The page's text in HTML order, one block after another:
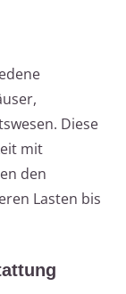
Diese
mit
den
Lasten bis